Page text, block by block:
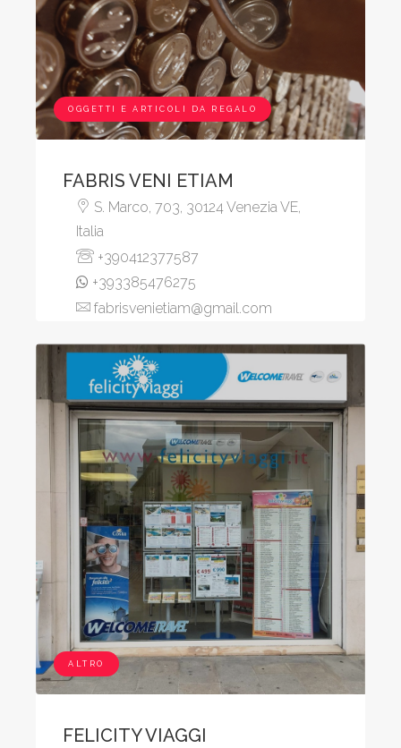
OGGETTI E ARTICOLI DA REGALO
FABRIS VENI ETIAM
S. Marco, 703, 30124 Venezia VE,
Italia
+390412377587
+393385476275
fabrisvenietiam@gmail.com
ALTRO
FELICITY VIAGGI